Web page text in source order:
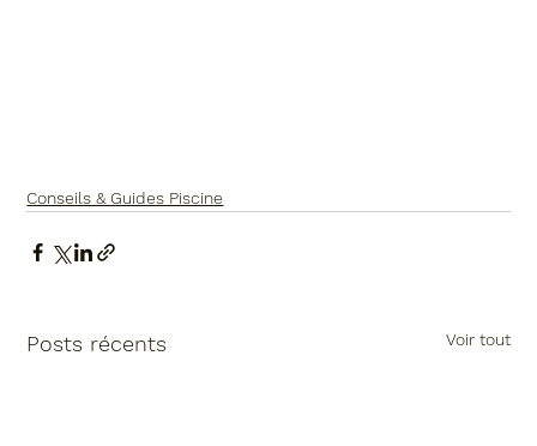
Conseils & Guides Piscine
Posts récents Voir tout